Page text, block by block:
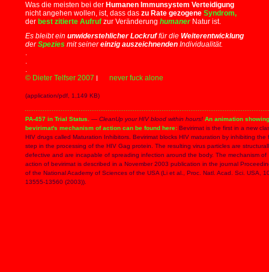
Was die meisten bei der Humanen Immunsystem Verteidigung
nicht angehen wollen, ist, dass das zu Rate gezogene Syndrom,
der best zitierte Aufruf zur Veränderung humanerNatur ist.
Es bleibt ein unwiderstehlicher Lockruffür die Weiterentwicklung
derSpezies mit seinereinzig auszeichnenden Individualität.
.
.
.
© Dieter Telfser 2007
never fuck alone
(application/pdf, 1,149 KB)
PA-457 in Trial Status. — CleanUp your HIV blood within hours! An animation showing
bevirimat's mechanism of action can be found here: Bevirimat is the first in a new
HIV drugs called Maturation Inhibitors. Bevirimat blocks HIV maturation by inhibiting the
step in the processing of the HIV Gag protein. The resulting virus particles are
defective and are incapable of spreading infection around the body. The mechanism of
action of bevirimat is described in a November 2003 publication in the journal
of the National Academy of Sciences of the USA (Li et al., Proc. Natl. Acad. Sci. USA,
13555-13560 (2003)).